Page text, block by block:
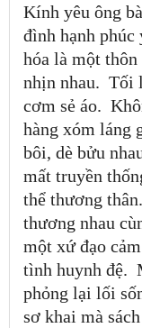
Kính yêu ông
đình hạnh
hóa là một
nhịn nhau. Tối
cơm sẻ áo.
hàng xóm láng
bôi, dè bửu
mất truyền
thể thương
thương nhau
một xứ đạo
tình huynh đệ.
phỏng lại lối
sơ khai mà